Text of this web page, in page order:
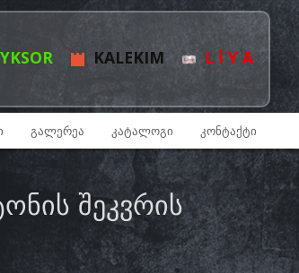
KALEKIM L İ Y A
ᲒᲐᲚᲔᲠᲔᲐ ᲙᲐᲢᲐᲚᲝᲒᲘ ᲙᲝᲜᲢᲐᲥᲢᲘ
ᲨᲔᲙᲕᲠᲘᲡ